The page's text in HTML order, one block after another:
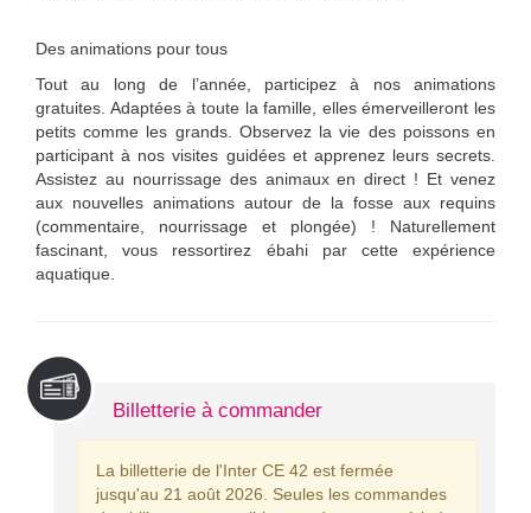
Des animations pour tous
Tout au long de l’année, participez à nos animations
gratuites. Adaptées à toute la famille, elles émerveilleront les
petits comme les grands. Observez la vie des poissons en
participant à nos visites guidées et apprenez leurs secrets.
Assistez au nourrissage des animaux en direct ! Et venez
aux nouvelles animations autour de la fosse aux requins
(commentaire, nourrissage et plongée) ! Naturellement
fascinant, vous ressortirez ébahi par cette expérience
aquatique.
Billetterie à commander
La billetterie de l'Inter CE 42 est fermée
jusqu'au 21 août 2026. Seules les commandes